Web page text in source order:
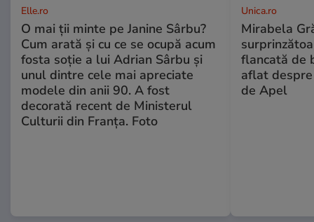
Elle.ro
O mai ții minte pe Janine Sârbu?
Cum arată și cu ce se ocupă acum
fosta soție a lui Adrian Sârbu și
unul dintre cele mai apreciate
modele din anii 90. A fost
decorată recent de Ministerul
Culturii din Franța. Foto
Unica.ro
Mirabela
flancată de
aflat
de Apel